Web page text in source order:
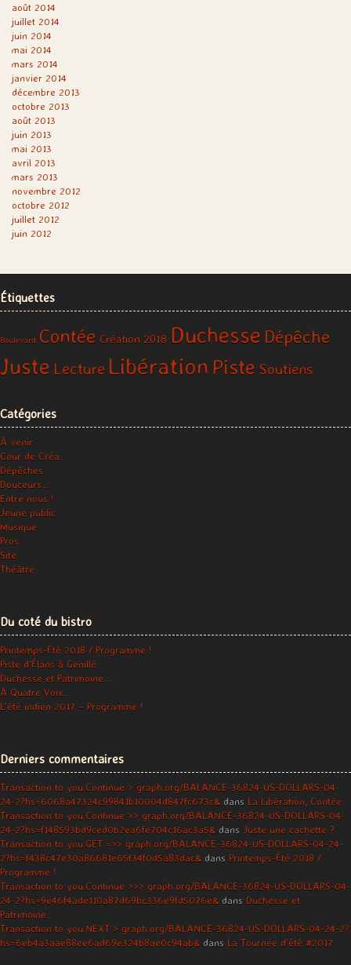
août 2014
juillet 2014
juin 2014
mai 2014
mars 2014
janvier 2014
décembre 2013
octobre 2013
août 2013
juin 2013
mai 2013
avril 2013
mars 2013
novembre 2012
octobre 2012
juillet 2012
juin 2012
Étiquettes
Boulevard Contée Création 2018 Duchesse Dépêche
Juste Lecture Libération Piste Soutiens
Catégories
À venir
Cour de Créa.
Dépêches
Douceurs…
Entre nous !
Jeune public
Musique
Pros
Site
Théâtre
Du coté du bistro
Printemps-Été 2018 / Programme !
Piste d’Élans à Genillé
Duchesse et Patrimoine…
À Quatre Voix…
L’été indien 2017 – Programme !
Derniers commentaires
Transaction to you.Continue > graph.org/BALANCE-36824-US-DOLLARS-04-
24-2?hs=6068a47324c99841b10004d847fc673c& dans La Libération, Contée
Transaction to you.Continue >> graph.org/BALANCE-36824-US-DOLLARS-04-
24-2?hs=f148593bd9ced0b2ea6fe704c16ac3a5& dans Juste une cachette ?
Transaction to you.GET =>> graph.org/BALANCE-36824-US-DOLLARS-04-24-
2?hs=f438c47e30a86681e65f34f0d5a83dac& dans Printemps-Été 2018 /
Programme !
Transaction to you.Continue >>> graph.org/BALANCE-36824-US-DOLLARS-04-
24-2?hs=9e46f4ade110a87d69bc336e9fd5076e& dans Duchesse et
Patrimoine…
Transaction to you.NEXT > graph.org/BALANCE-36824-US-DOLLARS-04-24-2?
hs=6eb4a3aae88ee6ad69e324b8ae0c94ab& dans La Tournée d’été #2017